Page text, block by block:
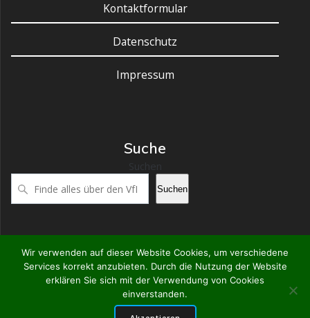
Kontaktformular
Datenschutz
Impressum
Suche
Suchen
VfR Großostheim
© 2026 VfR Großostheim. WordPress mit dem
Wir verwenden auf dieser Website Cookies, um verschiedene
Services korrekt anzubieten. Durch die Nutzung der Website
erklären Sie sich mit der Verwendung von Cookies
einverstanden.